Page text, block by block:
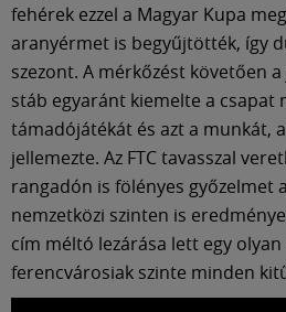
fehérek ezzel a Magyar Kupa
aranyérmet is begyűjtötték, így
szezont. A mérkőzést követően
stáb egyaránt kiemelte a csapat
támadójátékát és azt a munkát,
jellemezte. Az FTC tavasszal
rangadón is fölényes győzelmet
nemzetközi szinten is
cím méltó lezárása lett egy
ferencvárosiak szinte minden
English